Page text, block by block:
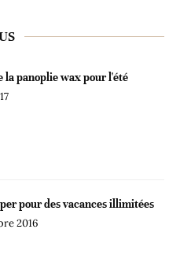
la panoplie wax pour l'été
pour des vacances illimitées
2016